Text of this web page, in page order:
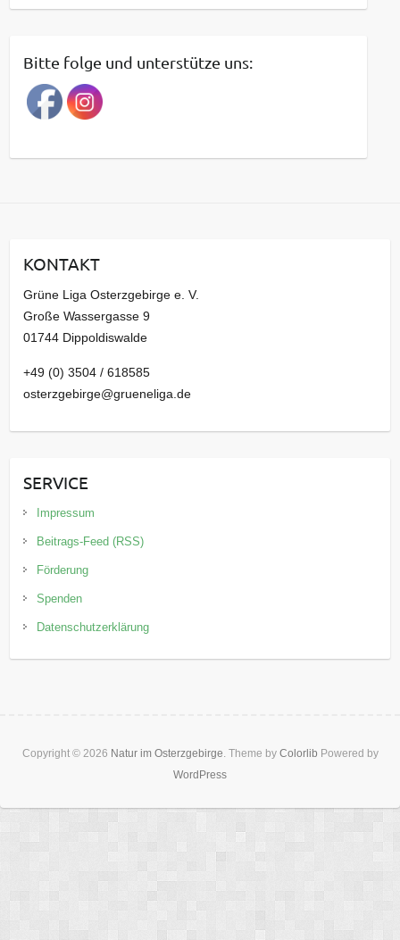
e
r
a
g
a
v
Bitte folge und unterstütze uns:
KONTAKT
Grüne Liga Osterzgebirge e. V.
Große Wassergasse 9
01744 Dippoldiswalde
+49 (0) 3504 / 618585
osterzgebirge@grueneliga.de
SERVICE
Impressum
Beitrags-Feed (RSS)
Förderung
Spenden
Datenschutzerklärung
Copyright © 2026 Natur im Osterzgebirge. Theme by Colorlib Powered by
WordPress